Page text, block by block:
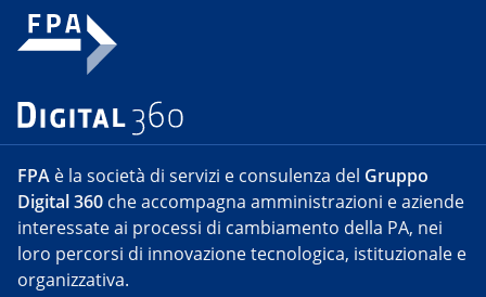
FPA è la società di servizi e consulenza del Gruppo
Digital 360 che accompagna amministrazioni e aziende
interessate ai processi di cambiamento della PA, nei
loro percorsi di innovazione tecnologica, istituzionale e
organizzativa.